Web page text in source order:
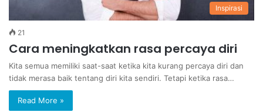
Inspirasi
21
Cara meningkatkan rasa percaya diri
Kita semua memiliki saat-saat ketika kita kurang percaya diri dan
tidak merasa baik tentang diri kita sendiri. Tetapi ketika rasa…
Read More »